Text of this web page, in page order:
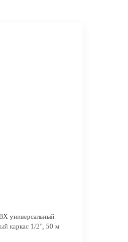
универсальный
каркас 1/2", 50 м